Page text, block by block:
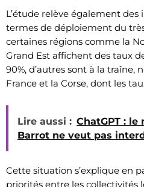
L’étude relève également
termes de déploiement du
certaines régions comme la
Grand Est affichent des taux
90%, d’autres sont à la
France et la Corse, dont les
Lire aussi : ChatGPT :
Barrot ne veut pas
Cette situation s’explique en
priorités entre les collectivités